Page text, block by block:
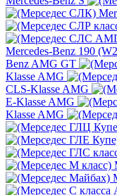
Mercedes-Benz 190
Benz AMG GT
Klasse AMG
CLS-Klasse AMG
E-Klasse AMG
Klasse AMG